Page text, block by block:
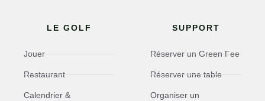
LE GOLF
Jouer
Restaurant
Calendrier &
SUPPORT
Réserver un Green Fee
Réserver une table
Organiser un